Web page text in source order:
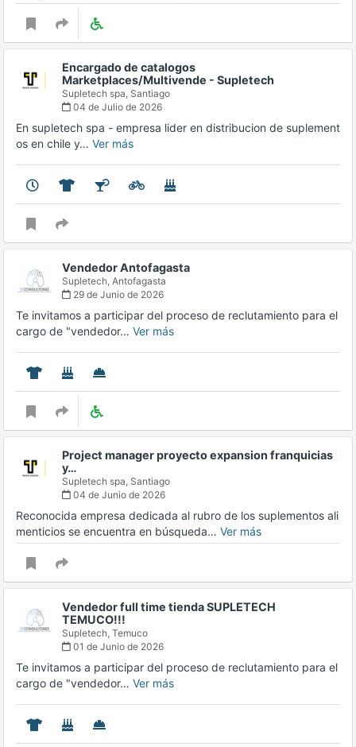
Encargado de catalogos
Marketplaces/Multivende - Supletech
Supletech spa, Santiago
04 de Julio de 2026
En supletech spa - empresa lider en distribucion de suplement
os en chile y… Ver más
Vendedor Antofagasta
Supletech, Antofagasta
29 de Junio de 2026
Te invitamos a participar del proceso de reclutamiento para el
cargo de "vendedor… Ver más
Project manager proyecto expansion franquicias
y…
Supletech spa, Santiago
04 de Junio de 2026
Reconocida empresa dedicada al rubro de los suplementos ali
menticios se encuentra en búsqueda… Ver más
Vendedor full time tienda SUPLETECH
TEMUCO!!!
Supletech, Temuco
01 de Junio de 2026
Te invitamos a participar del proceso de reclutamiento para el
cargo de "vendedor… Ver más